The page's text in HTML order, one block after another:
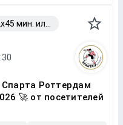
Спарта Роттердам
🚀 от посетителей